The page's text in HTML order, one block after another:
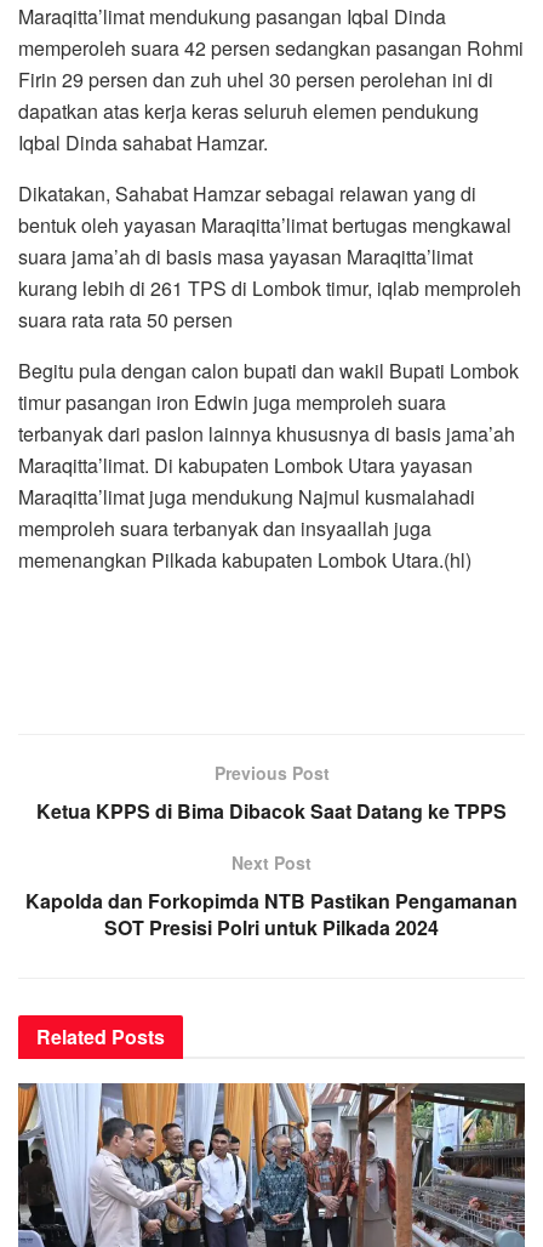
Maraqitta’limat mendukung pasangan Iqbal Dinda
memperoleh suara 42 persen sedangkan pasangan Rohmi
Firin 29 persen dan zuh uhel 30 persen perolehan ini di
dapatkan atas kerja keras seluruh elemen pendukung
Iqbal Dinda sahabat Hamzar.
Dikatakan, Sahabat Hamzar sebagai relawan yang di
bentuk oleh yayasan Maraqitta’limat bertugas mengkawal
suara jama’ah di basis masa yayasan Maraqitta’limat
kurang lebih di 261 TPS di Lombok timur, iqlab memproleh
suara rata rata 50 persen
Begitu pula dengan calon bupati dan wakil Bupati Lombok
timur pasangan iron Edwin juga memproleh suara
terbanyak dari paslon lainnya khususnya di basis jama’ah
Maraqitta’limat. Di kabupaten Lombok Utara yayasan
Maraqitta’limat juga mendukung Najmul kusmalahadi
memproleh suara terbanyak dan insyaallah juga
memenangkan Pilkada kabupaten Lombok Utara.(hl)
Previous Post
Ketua KPPS di Bima Dibacok Saat Datang ke TPPS
Next Post
Kapolda dan Forkopimda NTB Pastikan Pengamanan
SOT Presisi Polri untuk Pilkada 2024
Related Posts